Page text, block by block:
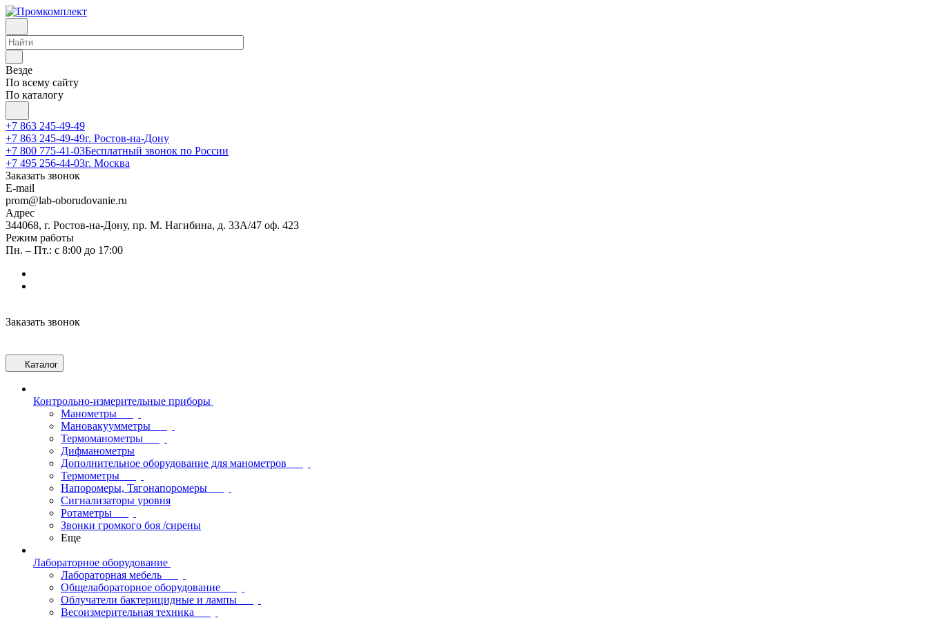
Везде
По всему сайту
По каталогу
+7 863 245-49-49
+7 863 245-49-49г. Ростов-на-Дону
+7 800 775-41-03Бесплатный звонок по России
+7 495 256-44-03г. Москва
Заказать звонок
E-mail
prom@lab-oborudovanie.ru
Адрес
344068, г. Ростов-на-Дону, пр. М. Нагибина, д. 33А/47 оф. 423
Режим работы
Пн. – Пт.: с 8:00 до 17:00
Заказать звонок
Каталог
Контрольно-измерительные приборы
Манометры
Мановакуумметры
Термоманометры
Дифманометры
Дополнительное оборудование для манометров
Термометры
Напоромеры, Тягонапоромеры
Сигнализаторы уровня
Ротаметры
Звонки громкого боя /сирены
Еще
Лабораторное оборудование
Лабораторная мебель
Общелабораторное оборудование
Облучатели бактерицидные и лампы
Весоизмерительная техника